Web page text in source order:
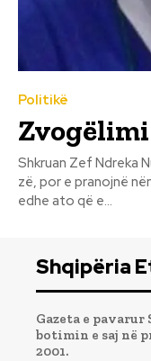
Politikë
Zvogëlimi
Shkruan Zef Ndreka Nuk e pranojnë dhe nuk e artikulojnë me
zë, por e pranojnë
edhe ato që e...
Shqipëria
Gazeta e
botimin e saj në
2001.